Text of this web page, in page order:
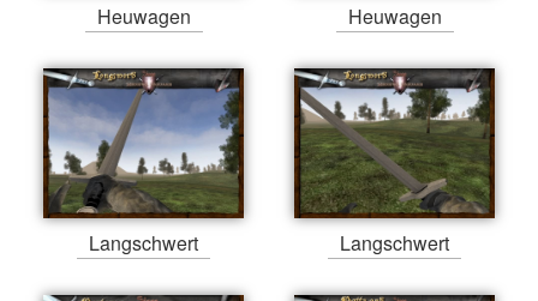
Heuwagen Heuwagen
Langschwert Langschwert